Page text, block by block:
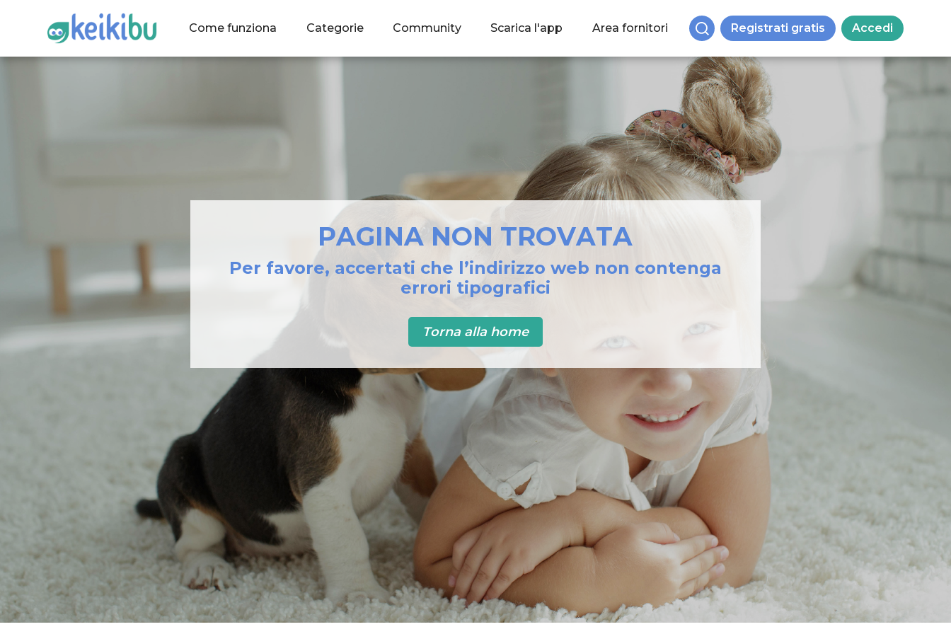
Come funziona Categorie Community Scarica l'app Area fornitori Registrati gratis Accedi
PAGINA NON TROVATA
Per favore, accertati che l’indirizzo web non contenga
errori tipografici
Torna alla home